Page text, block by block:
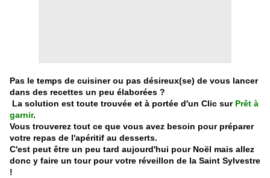
Pas le temps de cuisiner ou pas désireux(se) de vous lancer
dans des recettes un peu élaborées ?
La solution est toute trouvée et à portée d'un Clic sur Prêt à
garnir.
Vous trouverez tout ce que vous avez besoin pour préparer
votre repas de l'apéritif au desserts.
C'est peut être un peu tard aujourd'hui pour Noël mais allez
donc y faire un tour pour votre réveillon de la Saint Sylvestre
!